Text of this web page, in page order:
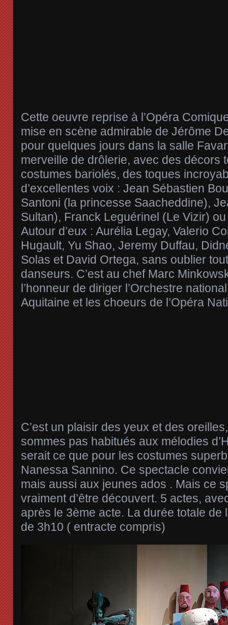
Cette oeuvre reprise à l’Opéra
mise en scène admirable de Jérôme
pour quelques jours dans la salle
merveille de drôlerie, avec des décors
costumes bariolés, des toques
d’excellentes voix : Jean Sébastien
Santoni (la princesse Saacheddine),
Sultan), Franck Leguérinel (Le Vizir)
Autour d’eux : Aurélia Legay, Valerio
Hugault, Yu Shao, Jeremy Duffau,
Solas et David Ortega, sans oublier
danseurs. C’est au chef Marc
l’honneur de diriger l’Orchestre
Aquitaine et les choeurs de l’Opéra
C’est un plaisir des yeux et des
sommes pas habitués aux mélodies
serait ce que pour les costumes
Nanessa Sannino. Ce spectacle
mais aussi aux jeunes ados . Mais ce
vraiment d’être découvert. 5 actes,
après le 3ème acte. La durée totale de
de 3h10 ( entracte compris)